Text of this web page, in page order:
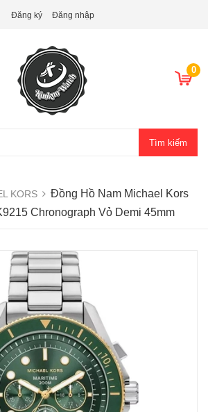
Đăng ký Đăng nhập
0
Tìm kiếm
KORS
Đồng Hồ Nam Michael Kors
Chronograph Vỏ Demi 45mm